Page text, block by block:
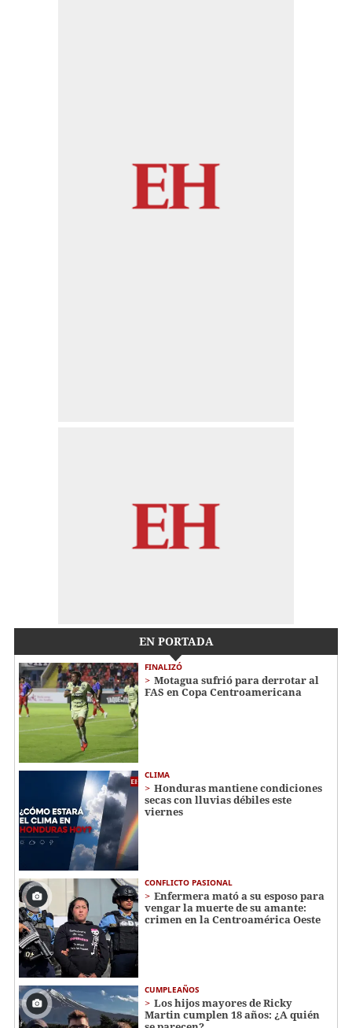
EN PORTADA
FINALIZÓ
Motagua sufrió para derrotar al
FAS en Copa Centroamericana
CLIMA
Honduras mantiene condiciones
secas con lluvias débiles este
viernes
CONFLICTO PASIONAL
Enfermera mató a su esposo para
vengar la muerte de su amante:
crimen en la Centroamérica Oeste
CUMPLEAÑOS
Los hijos mayores de Ricky
Martin cumplen 18 años: ¿A quién